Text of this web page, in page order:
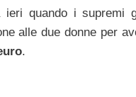
ieri quando i
alle due donne per
.